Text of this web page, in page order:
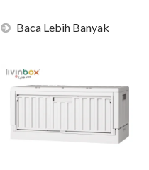
dengan...
Baca Lebih Banyak